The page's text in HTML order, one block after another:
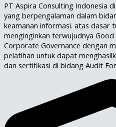
PT Aspira Consulting Indonesia
yang berpengalaman dalam
keamanan informasi. atas dasar
menginginkan terwujudnya
Corporate Governance dengan
pelatihan untuk dapat
dan sertifikasi di bidang Audit